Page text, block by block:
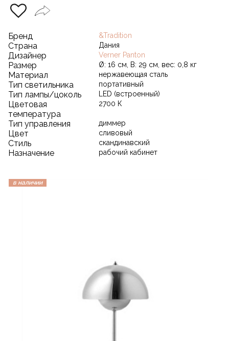
Бренд &Tradition
Страна Дания
Дизайнер Verner Panton
Размер Ø: 16 см, В: 29 см, вес: 0,8 кг
Материал нержавеющая сталь
Тип светильника портативный
Тип лампы/цоколь LED (встроенный)
Цветовая
температура
2700 К
Тип управления диммер
Цвет сливовый
Стиль скандинавский
Назначение рабочий кабинет
в наличии